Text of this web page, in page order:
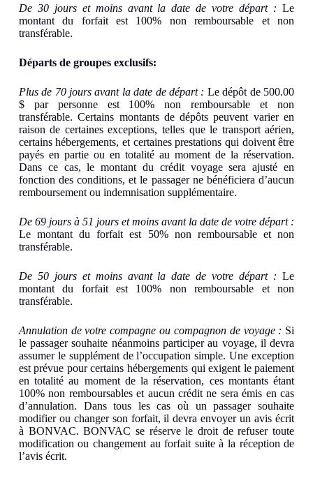
De 30 jours et moins avant la date de votre départ : Le
montant du forfait est 100% non remboursable et non
transférable.
Départs de groupes exclusifs:
Plus de 70 jours avant la date de départ : Le dépôt de 500.00
$ par personne est 100% non remboursable et non
transférable. Certains montants de dépôts peuvent varier en
raison de certaines exceptions, telles que le transport aérien,
certains hébergements, et certaines prestations qui doivent être
payés en partie ou en totalité au moment de la réservation.
Dans ce cas, le montant du crédit voyage sera ajusté en
fonction des conditions, et le passager ne bénéficiera d’aucun
remboursement ou indemnisation supplémentaire.
De 69 jours à 51 jours et moins avant la date de votre départ :
Le montant du forfait est 50% non remboursable et non
transférable.
De 50 jours et moins avant la date de votre départ : Le
montant du forfait est 100% non remboursable et non
transférable.
Annulation de votre compagne ou compagnon de voyage : Si
le passager souhaite néanmoins participer au voyage, il devra
assumer le supplément de l’occupation simple. Une exception
est prévue pour certains hébergements qui exigent le paiement
en totalité au moment de la réservation, ces montants étant
100% non remboursables et aucun crédit ne sera émis en cas
d’annulation. Dans tous les cas où un passager souhaite
modifier ou changer son forfait, il devra envoyer un avis écrit
à BONVAC. BONVAC se réserve le droit de refuser toute
modification ou changement au forfait suite à la réception de
l’avis écrit.